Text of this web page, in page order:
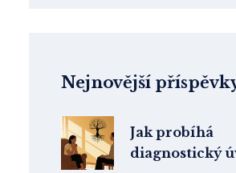
Nejnovější
Jak probíhá
diagnostický